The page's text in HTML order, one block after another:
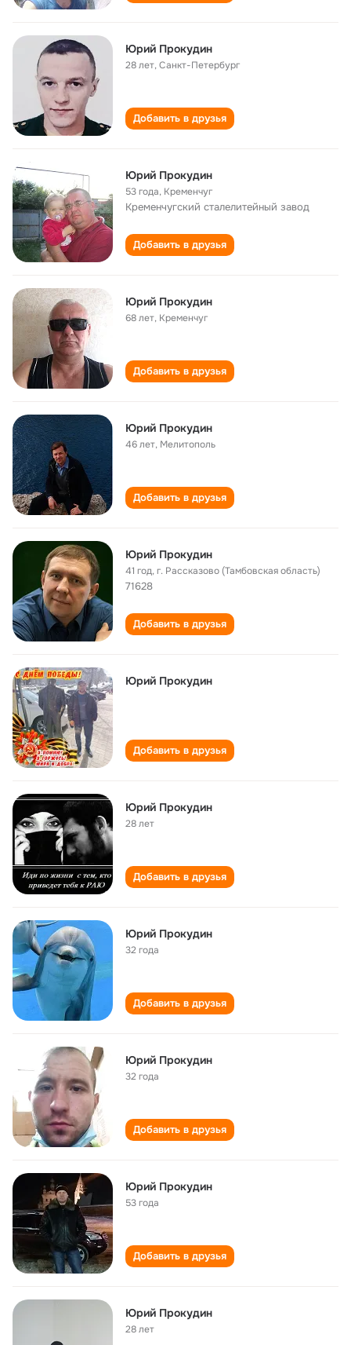
Юрий Прокудин
28 лет,Санкт-Петербург
Добавить в друзья
Юрий Прокудин
53 года, Кременчуг
Кременчугский сталелитейный завод
Добавить в друзья
Юрий Прокудин
68 лет, Кременчуг
Добавить в друзья
Юрий Прокудин
46 лет, Мелитополь
Добавить в друзья
Юрий Прокудин
41 год,г. Рассказово (Тамбовская область)
71628
Добавить в друзья
Юрий Прокудин
Добавить в друзья
Юрий Прокудин
28 лет
Добавить в друзья
Юрий Прокудин
32 года
Добавить в друзья
Юрий Прокудин
32 года
Добавить в друзья
Юрий Прокудин
53 года
Добавить в друзья
Юрий Прокудин
28 лет